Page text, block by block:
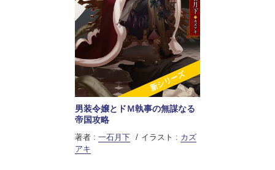
新シリーズ
男装令嬢とドＭ執事の無謀なる
帝国攻略
著者 : 一石月下 イラスト : カズ
アキ